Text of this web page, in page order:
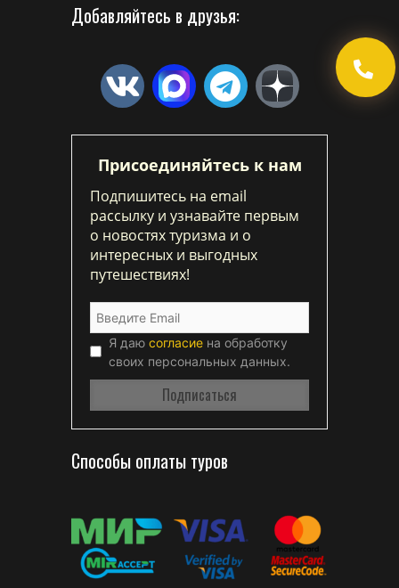
Добавляйтесь в друзья:
Присоединяйтесь к нам
Подпишитесь на email
рассылку и узнавайте первым
о новостях туризма и о
интересных и выгодных
путешествиях!
Я даю согласие на обработку
своих персональных данных.
Способы оплаты туров